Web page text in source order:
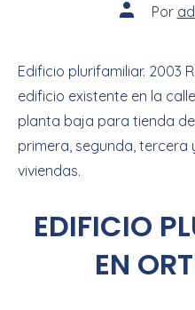
Por
Edificio plurifamiliar. 2003
edificio existente en la
planta baja para tienda
primera, segunda,
viviendas.
EDIFICIO
EN